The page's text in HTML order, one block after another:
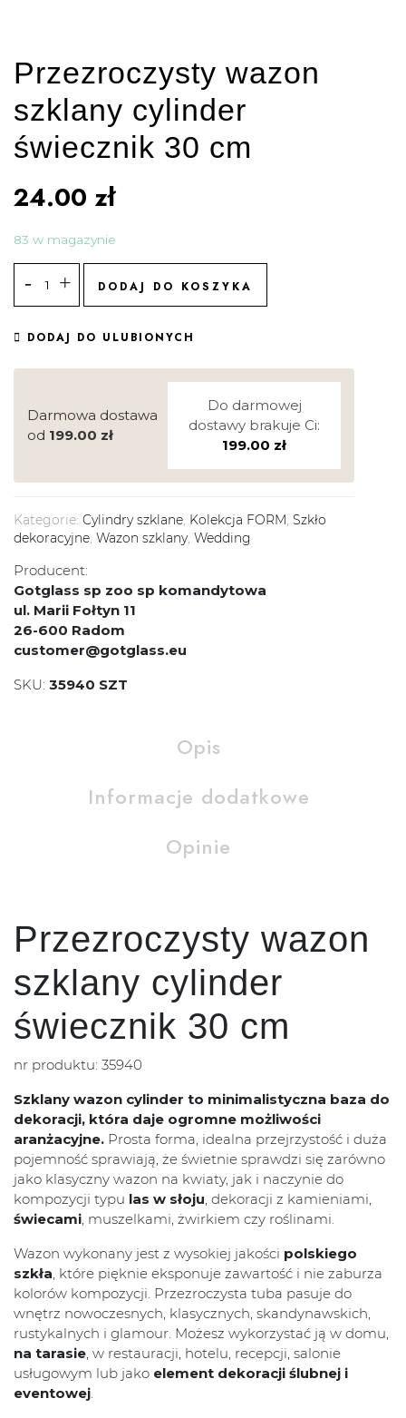
Przezroczysty wazon
szklany cylinder
świecznik 30 cm
24.00 zł
83 w magazynie
DODAJ DO KOSZYKA
DODAJ DO ULUBIONYCH
Darmowa dostawa
od 199.00 zł
Do darmowej
dostawy brakuje Ci:
199.00 zł
Kategorie: Cylindry szklane, Kolekcja FORM, Szkło
dekoracyjne, Wazon szklany, Wedding
Producent:
Gotglass sp zoo sp komandytowa
ul. Marii Fołtyn 11
26-600 Radom
customer@gotglass.eu
SKU: 35940 SZT
Opis
Informacje dodatkowe
Opinie
Przezroczysty wazon
szklany cylinder
świecznik 30 cm
nr produktu: 35940
Szklany wazon cylinder to minimalistyczna baza do
dekoracji, która daje ogromne możliwości
aranżacyjne. Prosta forma, idealna przejrzystość i duża
pojemność sprawiają, że świetnie sprawdzi się zarówno
jako klasyczny wazon na kwiaty, jak i naczynie do
kompozycji typu las w słoju, dekoracji z kamieniami,
świecami, muszelkami, żwirkiem czy roślinami.
Wazon wykonany jest z wysokiej jakości polskiego
szkła, które pięknie eksponuje zawartość i nie zaburza
kolorów kompozycji. Przezroczysta tuba pasuje do
wnętrz nowoczesnych, klasycznych, skandynawskich,
rustykalnych i glamour. Możesz wykorzystać ją w domu,
na tarasie, w restauracji, hotelu, recepcji, salonie
usługowym lub jako element dekoracji ślubnej i
eventowej.